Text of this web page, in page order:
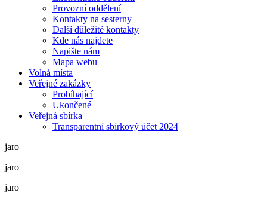
Provozní oddělení
Kontakty na sesterny
Další důležité kontakty
Kde nás najdete
Napište nám
Mapa webu
Volná místa
Veřejné zakázky
Probíhající
Ukončené
Veřejná sbírka
Transparentní sbírkový účet 2024
jaro
jaro
jaro